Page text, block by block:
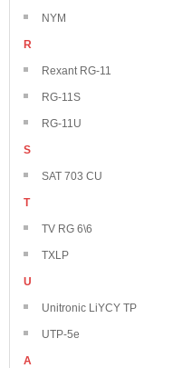
NYM
R
Rexant RG-11
RG-11S
RG-11U
S
SAT 703 CU
T
TV RG 6\6
TXLP
U
Unitronic LiYCY TP
UTP-5e
А